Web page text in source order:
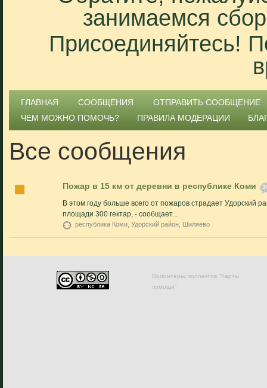
занимаемся
Присоединяйтесь!
ГЛАВНАЯ СООБЩЕНИЯ
ОТПРАВИТЬ СООБЩЕНИЕ
ЧЕМ МОЖНО ПОМОЧЬ?
ПРАВИЛА МОДЕРАЦИИ
Все сообщения
Пожар в 15 км от деревни в республике Коми
В этом году больше всего от пожаров страдает Удорский
площади 300 гектар, - сообщает...
республика Коми, Удорский район, Шиляево
Волонтеры, коллектив "Карты
помощи"